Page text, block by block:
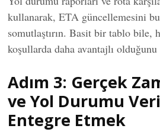
kullanarak, ETA güncellemesini
somutlaştırın. Basit bir tablo bile,
koşullarda daha avantajlı
Adım 3: Gerçek
ve Yol Durumu
Entegre Etmek